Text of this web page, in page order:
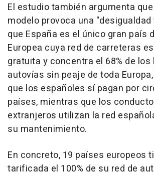
El estudio también argumenta
modelo provoca una
que España es el único gran país
Europea cuya red de carreteras
gratuita y concentra el 68% de
autovías sin peaje de toda
que los españoles sí pagan por
países, mientras que los
extranjeros utilizan la red
su mantenimiento.
En concreto, 19 países europeos
tarificada el 100% de su red de